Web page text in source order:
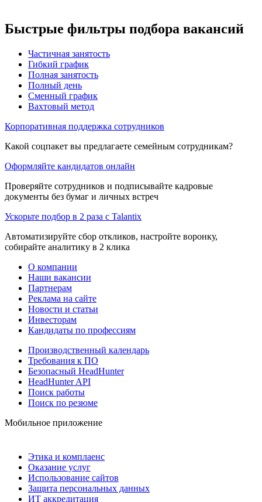
Быстрые фильтры подбора вакансий
Частичная занятость
Гибкий график
Полная занятость
Полный день
Сменный график
Вахтовый метод
Корпоративная поддержка сотрудников
Какой соцпакет вы предлагаете семейным сотрудникам?
Оформляйте кандидатов онлайн
Проверяйте сотрудников и подписывайте кадровые
документы без бумаг и личных встреч
Ускорьте подбор в 2 раза с Talantix
Автоматизируйте сбор откликов, настройте воронку,
собирайте аналитику в 2 клика
О компании
Наши вакансии
Партнерам
Реклама на сайте
Новости и статьи
Инвесторам
Кандидаты по профессиям
Производственный календарь
Требования к ПО
Безопасный HeadHunter
HeadHunter API
Поиск работы
Поиск по резюме
Мобильное приложение
Этика и комплаенс
Оказание услуг
Использование сайтов
Защита персональных данных
ИТ аккредитация